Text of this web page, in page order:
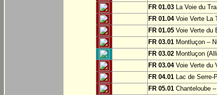
FR 01.03 La Voie du
FR 01.04Voie Verte La
FR 01.05 Voie Verte du
FR 03.01 Montluçon –
FR 03.02 Montluçon
FR 03.04Voie Verte du
FR 04.01 Lac de Serre-
FR 05.01 Chanteloube